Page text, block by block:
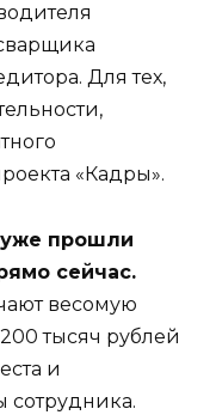
Для тех,
«Кадры».
уже прошли
сейчас.
весомую
тысяч рублей
и
сотрудника.